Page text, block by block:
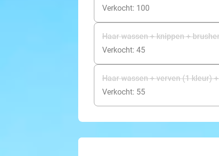
Verkocht: 100
Haar wassen + knippen +
Verkocht: 45
Haar wassen + verven (1 kleur)
Verkocht: 55